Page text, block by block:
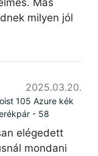
milyen jól
2025.03.20.
105 Azure kék
- 58
elégedett
mondani